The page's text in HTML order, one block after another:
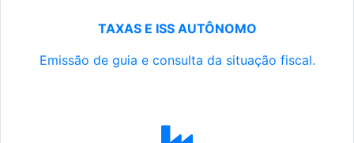
TAXAS E ISS AUTÔNOMO
Emissão de guia e consulta da situação fiscal.